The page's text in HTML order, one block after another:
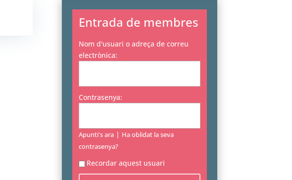
Entrada de membres
Nom d'usuari o adreça de correu
electrònica:
Contrasenya:
Apunti's ara | Ha oblidat la seva
contrasenya?
Recordar aquest usuari